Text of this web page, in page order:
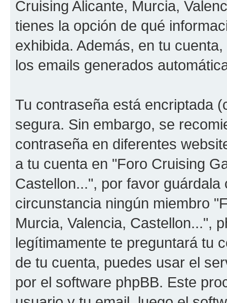
Cruising Alicante, Murcia,
tienes la opción de qué
exhibida. Además, en tu
los emails generados
Tu contraseña está encriptada
segura. Sin embargo, se
contraseña en diferentes
a tu cuenta en "Foro Cruising
Castellon...", por favor
circunstancia ningún miembro
Murcia, Valencia, Castellon...",
legítimamente te preguntará tu
de tu cuenta, puedes usar el
por el software phpBB. Este